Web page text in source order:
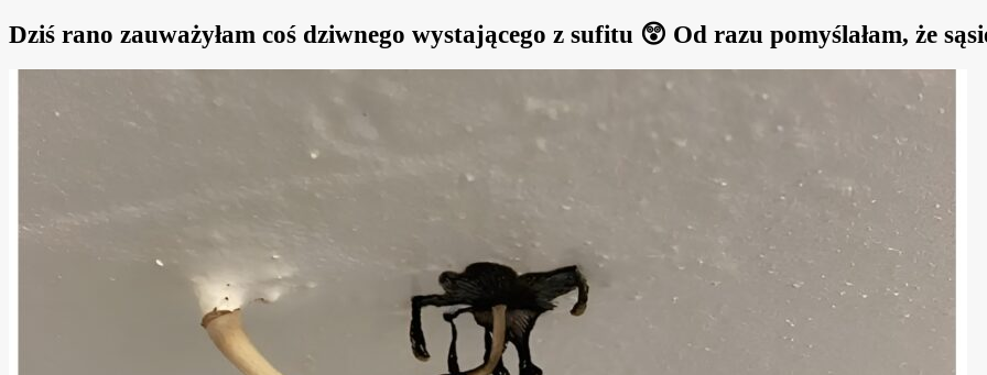
Dziś rano zauważyłam coś dziwnego wystającego z sufitu 😲 Od razu pomyślałam, że